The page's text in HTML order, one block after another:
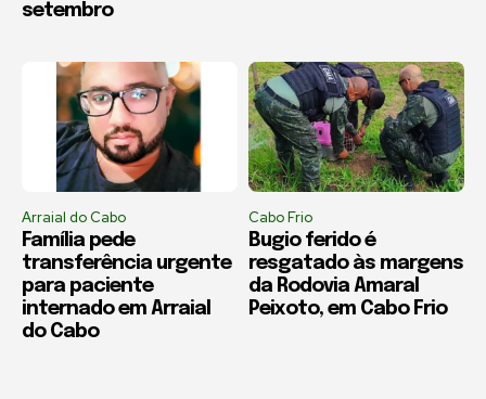
setembro
Arraial do Cabo
Família pede
transferência urgente
para paciente
internado em Arraial
do Cabo
Cabo Frio
Bugio ferido é
resgatado às margens
da Rodovia Amaral
Peixoto, em Cabo Frio